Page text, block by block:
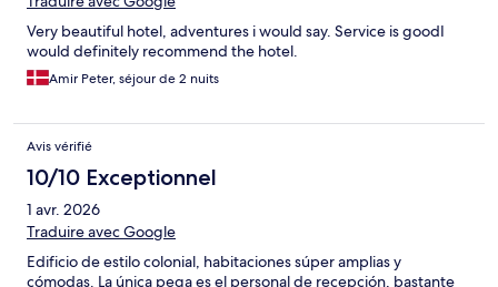
Very beautiful hotel, adventures i would say. Service is goodI
would definitely recommend the hotel.
Amir Peter, séjour de 2 nuits
Avis vérifié
10/10 Exceptionnel
1 avr. 2026
Traduire avec Google
Edificio de estilo colonial, habitaciones súper amplias y
cómodas. La única pega es el personal de recepción, bastante